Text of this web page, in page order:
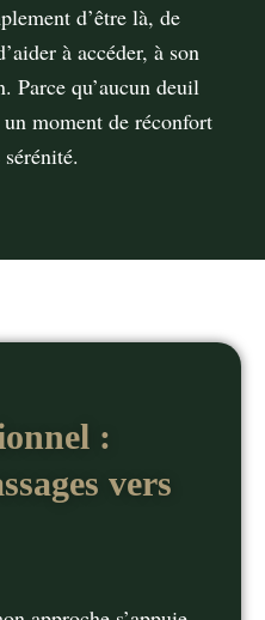
d’être là, de
à accéder, à son
Parce qu’aucun deuil
moment de réconfort
:
vers